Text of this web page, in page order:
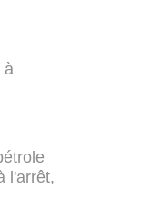
à
l'arrêt,